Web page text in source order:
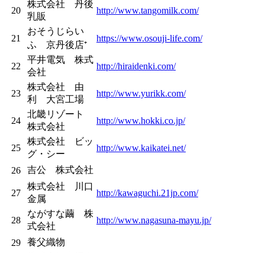
20
株式会社 丹後
乳販
http://www.tangomilk.com/
21
おそうじらい
ふ 京丹後店⁺
https://www.osouji-life.com/
22
平井電気 株式
会社
http://hiraidenki.com/
23
株式会社 由
利 大宮工場
http://www.yurikk.com/
24
北畿リゾート
株式会社
http://www.hokki.co.jp/
25
株式会社 ビッ
グ・シー
http://www.kaikatei.net/
26 吉公 株式会社
27
株式会社 川口
金属
http://kawaguchi.21jp.com/
28
ながすな繭 株
式会社
http://www.nagasuna-mayu.jp/
29 養父織物